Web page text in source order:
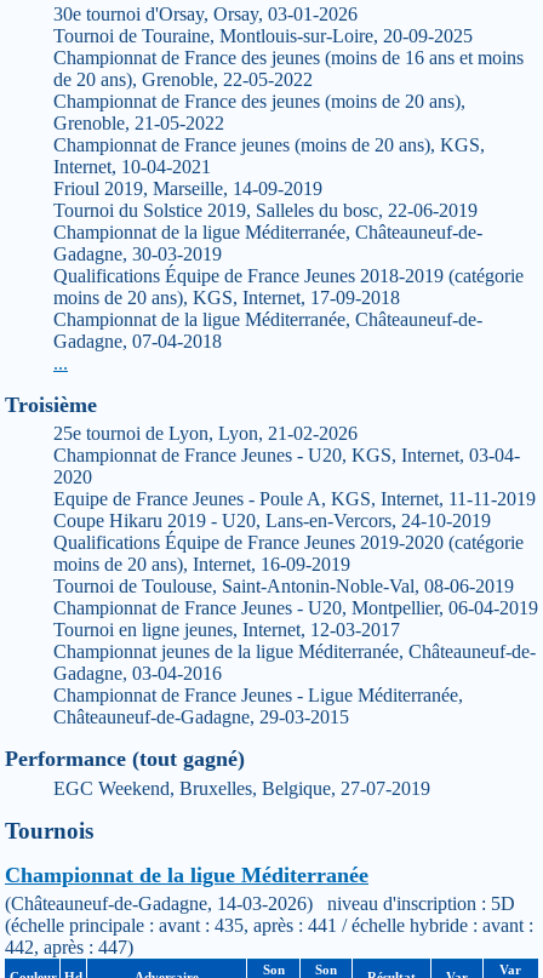
30e tournoi d'Orsay, Orsay, 03-01-2026
Tournoi de Touraine, Montlouis-sur-Loire, 20-09-2025
Championnat de France des jeunes (moins de 16 ans et moins
de 20 ans), Grenoble, 22-05-2022
Championnat de France des jeunes (moins de 20 ans),
Grenoble, 21-05-2022
Championnat de France jeunes (moins de 20 ans), KGS,
Internet, 10-04-2021
Frioul 2019, Marseille, 14-09-2019
Tournoi du Solstice 2019, Salleles du bosc, 22-06-2019
Championnat de la ligue Méditerranée, Châteauneuf-de-
Gadagne, 30-03-2019
Qualifications Équipe de France Jeunes 2018-2019 (catégorie
moins de 20 ans), KGS, Internet, 17-09-2018
Championnat de la ligue Méditerranée, Châteauneuf-de-
Gadagne, 07-04-2018
...
Troisième
25e tournoi de Lyon, Lyon, 21-02-2026
Championnat de France Jeunes - U20, KGS, Internet, 03-04-
2020
Equipe de France Jeunes - Poule A, KGS, Internet, 11-11-2019
Coupe Hikaru 2019 - U20, Lans-en-Vercors, 24-10-2019
Qualifications Équipe de France Jeunes 2019-2020 (catégorie
moins de 20 ans), Internet, 16-09-2019
Tournoi de Toulouse, Saint-Antonin-Noble-Val, 08-06-2019
Championnat de France Jeunes - U20, Montpellier, 06-04-2019
Tournoi en ligne jeunes, Internet, 12-03-2017
Championnat jeunes de la ligue Méditerranée, Châteauneuf-de-
Gadagne, 03-04-2016
Championnat de France Jeunes - Ligue Méditerranée,
Châteauneuf-de-Gadagne, 29-03-2015
Performance (tout gagné)
EGC Weekend, Bruxelles, Belgique, 27-07-2019
Tournois
Championnat de la ligue Méditerranée
(Châteauneuf-de-Gadagne, 14-03-2026) niveau d'inscription : 5D
(échelle principale : avant : 435, après : 441 / échelle hybride : avant :
442, après : 447)
Son
Son
Var